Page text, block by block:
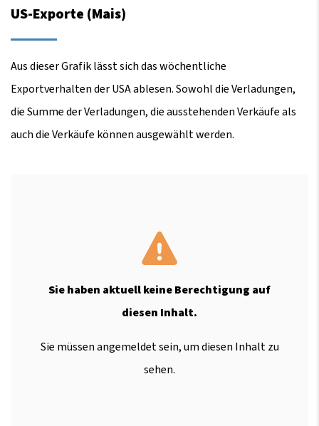
US-Exporte (Mais)
Aus dieser Grafik lässt sich das wöchentliche
Exportverhalten der USA ablesen. Sowohl die Verladungen,
die Summe der Verladungen, die ausstehenden Verkäufe als
auch die Verkäufe können ausgewählt werden.
Sie haben aktuell keine Berechtigung auf
diesen Inhalt.
Sie müssen angemeldet sein, um diesen Inhalt zu
sehen.